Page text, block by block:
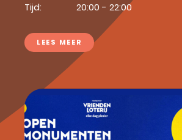
Tijd:
20:00 - 22:00
LEES MEER